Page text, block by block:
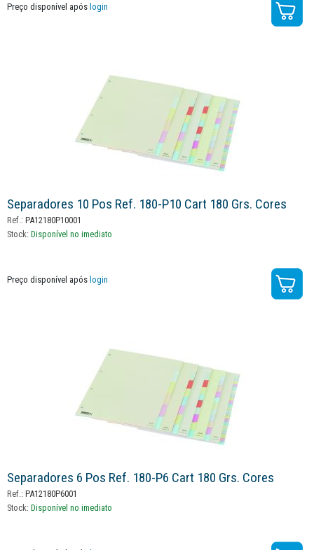
Preço disponível após login
Separadores 10 Pos Ref. 180-P10 Cart 180 Grs. Cores
Ref.: PA12180P10001
Stock: Disponível no imediato
Preço disponível após login
Separadores 6 Pos Ref. 180-P6 Cart 180 Grs. Cores
Ref.: PA12180P6001
Stock: Disponível no imediato